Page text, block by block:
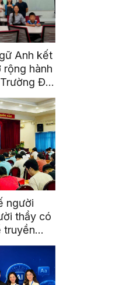
Anh kết
rộng hành
Đại
người
thầy có
truyền